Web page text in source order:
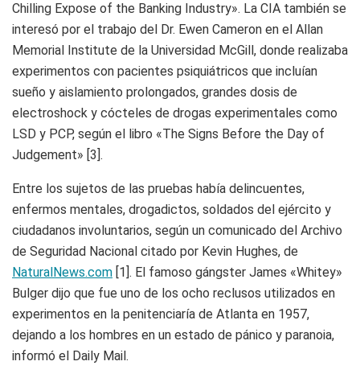
Chilling Expose of the Banking Industry». La CIA también se
interesó por el trabajo del Dr. Ewen Cameron en el Allan
Memorial Institute de la Universidad McGill, donde realizaba
experimentos con pacientes psiquiátricos que incluían
sueño y aislamiento prolongados, grandes dosis de
electroshock y cócteles de drogas experimentales como
LSD y PCP, según el libro «The Signs Before the Day of
Judgement» [3].
Entre los sujetos de las pruebas había delincuentes,
enfermos mentales, drogadictos, soldados del ejército y
ciudadanos involuntarios, según un comunicado del Archivo
de Seguridad Nacional citado por Kevin Hughes, de
NaturalNews.com [1]. El famoso gángster James «Whitey»
Bulger dijo que fue uno de los ocho reclusos utilizados en
experimentos en la penitenciaría de Atlanta en 1957,
dejando a los hombres en un estado de pánico y paranoia,
informó el Daily Mail.